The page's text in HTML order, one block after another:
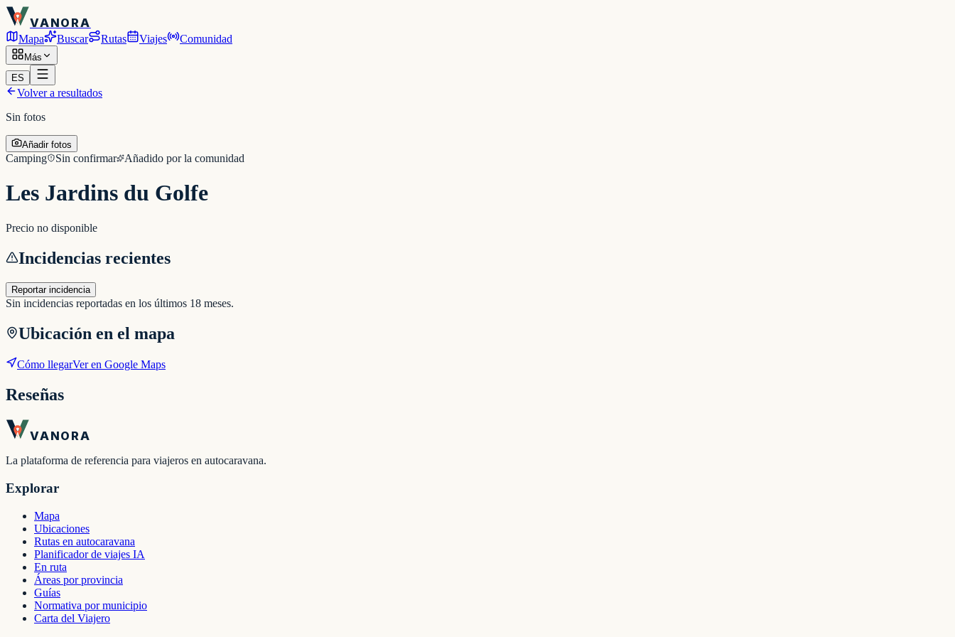
VANORA
Mapa Buscar Rutas Viajes Comunidad
Más
ES
Volver a resultados
Sin fotos
Añadir fotos
Camping Sin confirmar Añadido por la comunidad
Les Jardins du Golfe
Precio no disponible
Incidencias recientes
Reportar incidencia
Sin incidencias reportadas en los últimos 18 meses.
Ubicación en el mapa
Cómo llegarVer en Google Maps
Reseñas
VANORA
La plataforma de referencia para viajeros en autocaravana.
Explorar
Mapa
Ubicaciones
Rutas en autocaravana
Planificador de viajes IA
En ruta
Áreas por provincia
Guías
Normativa por municipio
Carta del Viajero